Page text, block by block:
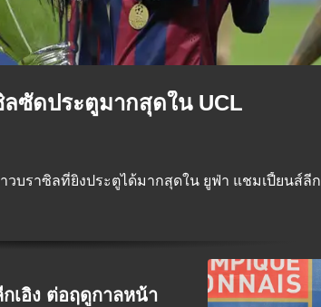
ซัดประตูมากสุดใน UCL
วบราซิลที่ยิงประตูได้มากสุดใน ยูฟ่า แชมเปี้ยนส์ลีก
เอิง ต่อฤดูกาลหน้า